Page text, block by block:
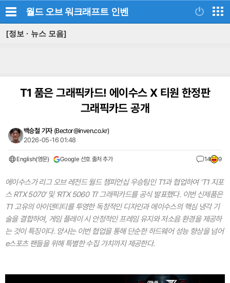
월드 오브 워크래프트 인벤
[정보 · 뉴스 모음]
T1 품은 그래픽카드! 에이수스 X 티원 한정판
그래픽카드 공개
백승철 기자 (Bector@inven.co.kr)
2026-05-16 01:48
English(영문) Google 선호 출처 추가 14 9
에이수스가 리그 오브 레전드 월드 챔피언십 우승팀인 T1과 협업하여 'T1 지포
스 RTX 5070' 및 'RTX 5060 Ti' 그래픽카드를 공식 발표했다. 이번 신제품은
T1 고유의 아이덴티티를 투영한 독창적인 디자인과 에이수스의 핵심 냉각 기
술을 결합하여, 게임 플레이 시 안정적인 프레임 유지와 저소음 환경을 제공하
는 것이 특징이다. 양사는 이번 협업을 통해 단순한 하드웨어 성능 향상을 넘어
e스포츠 팬들을 위해 특별한 수집 가치까지 제공한다.